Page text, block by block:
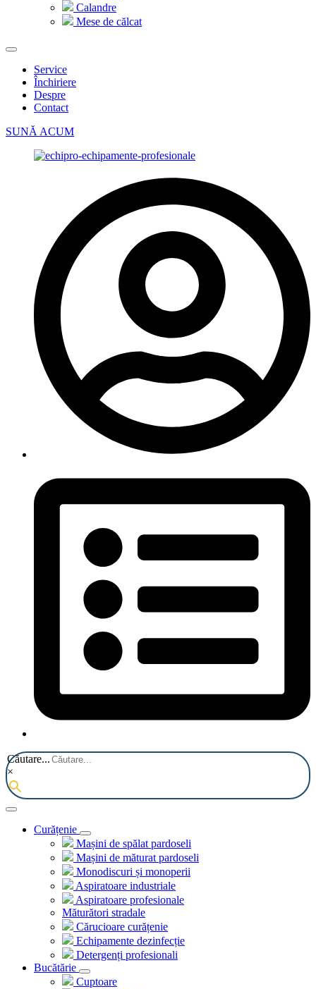
Calandre
Mese de călcat
Service
Închiriere
Despre
Contact
SUNĂ ACUM
Căutare...
×
Curățenie
Mașini de spălat pardoseli
Mașini de măturat pardoseli
Monodiscuri și monoperii
Aspiratoare industriale
Aspiratoare profesionale
Măturători stradale
Cărucioare curățenie
Echipamente dezinfecție
Detergenți profesionali
Bucătărie
Cuptoare